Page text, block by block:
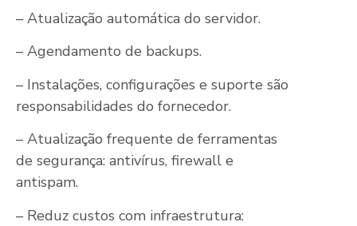
– Atualização automática do servidor.
– Agendamento de backups.
– Instalações, configurações e suporte são
responsabilidades do fornecedor.
– Atualização frequente de ferramentas
de segurança: antivírus, firewall e
antispam.
– Reduz custos com infraestrutura: